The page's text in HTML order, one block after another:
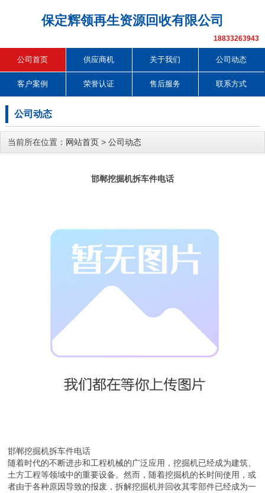
保定辉领再生资源回收有限公司
18833263943
公司首页 供应商机 关于我们 公司动态
客户案例 荣誉认证 售后服务 联系方式
公司动态
当前所在位置： 网站首页 > 公司动态
邯郸挖掘机拆车件电话
邯郸挖掘机拆车件电话
随着时代的不断进步和工程机械的广泛应用，挖掘机已经成为建筑、
土方工程等领域中的重要设备。然而，随着挖掘机的长时间使用，或
者由于各种原因导致的报废，拆解挖掘机并回收其零部件已经成为一